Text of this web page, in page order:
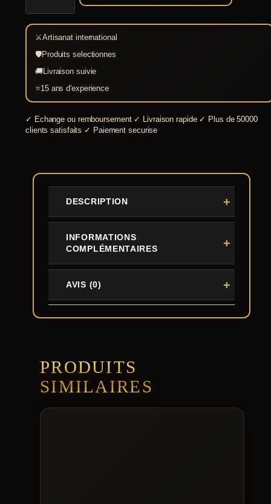
4
⚔Artisanat international
🛡Produits selectionnes
🚚Livraison suivie
⭐15 ans d'experience
✓ Echange ou remboursement ✓ Livraison rapide ✓ Plus de 50000
clients satisfaits ✓ Paiement securise
DESCRIPTION
INFORMATIONS
COMPLÉMENTAIRES
AVIS (0)
PRODUITS
SIMILAIRES